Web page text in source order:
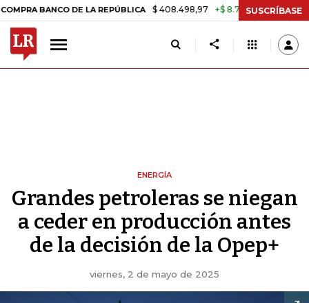
DE LA REPÚBLICA $ 408.498,97 +$ 8.753,81 +2,19% TASA DE
SUSCRÍBASE
ENERGÍA
Grandes petroleras se niegan
a ceder en producción antes
de la decisión de la Opep+
viernes, 2 de mayo de 2025